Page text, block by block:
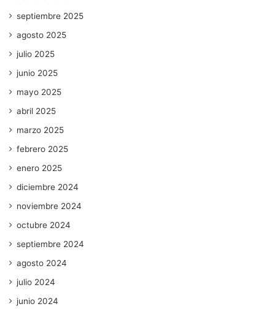
septiembre 2025
agosto 2025
julio 2025
junio 2025
mayo 2025
abril 2025
marzo 2025
febrero 2025
enero 2025
diciembre 2024
noviembre 2024
octubre 2024
septiembre 2024
agosto 2024
julio 2024
junio 2024